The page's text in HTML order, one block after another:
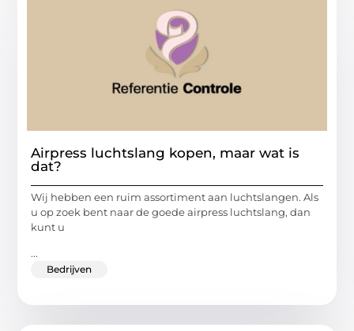
Airpress luchtslang kopen, maar wat is
dat?
Wij hebben een ruim assortiment aan luchtslangen. Als
u op zoek bent naar de goede airpress luchtslang, dan
kunt u
...
Bedrijven